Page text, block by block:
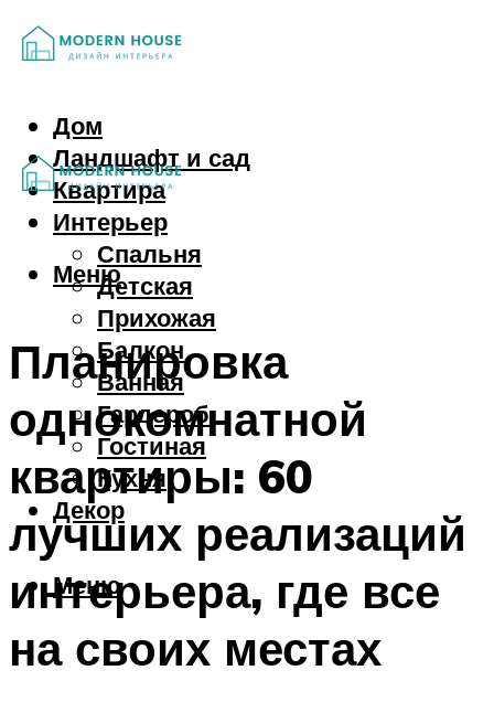
Дом
Ландшафт и сад
Квартира
Интерьер
Спальня
Детская
Прихожая
Балкон
Ванная
Гардероб
Гостиная
Кухня
Декор
Меню
Меню
Планировка
однокомнатной
квартиры: 60
лучших реализаций
интерьера, где все
на своих местах